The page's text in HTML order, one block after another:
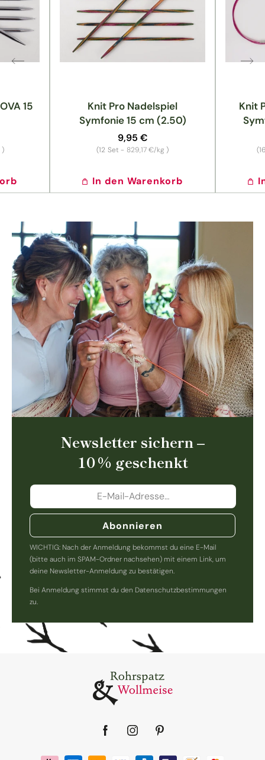
15
)
Knit Pro Nadelspiel
Symfonie 15 cm (2.50)
Normaler
Preis
9,95 €
(12 Set - Grundpreis
829,17 €/kg )
In den Warenkorb
Knit
Newsletter sichern –
10 % geschenkt
Abonnieren
WICHTIG: Nach der Anmeldung bekommst du eine E-Mail
(bitte auch im SPAM-Ordner nachsehen) mit einem Link, um
deine Newsletter-Anmeldung zu bestätigen.
Bei Anmeldung stimmst du den Datenschutzbestimmungen
zu.
Facebook
InstagramPinterest